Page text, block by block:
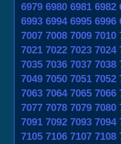
6979 6980 6981 6982
6993 6994 6995 6996
7007 7008 7009 7010
7021 7022 7023 7024
7035 7036 7037 7038
7049 7050 7051 7052
7063 7064 7065 7066
7077 7078 7079 7080
7091 7092 7093 7094
7105 7106 7107 7108